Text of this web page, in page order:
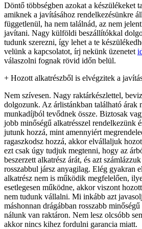
Döntő többségben azokat a készülékeket
amiknek a javításához rendelkezésünkre
függetlenül, ha nem találnád, az nem
javítani. Nagy külföldi beszállítókkal
tudunk szerezni, így lehet a te
velünk a kapcsolatot, írj nekünk üzenetet
válaszolni fognak rövid időn belül.
+ Hozott alkatrészből is elvégzitek a
Nem szívesen. Nagy raktárkészlettel,
dolgozunk. Az árlistánkban található árak
munkadíjból tevődnek össze. Biztosak
jobb minőségű alkatrésszel rendelkezünk
jutunk hozzá, mint amennyiért
ragaszkodsz hozzá, akkor elvállaljuk
ezt csak úgy tudjuk megtenni, hogy az
beszerzett alkatrész árát, és azt
rosszabbul jársz anyagilag. Elég gyakran
alkatrész nem is működik megfelelően,
esetlegesen működne, akkor viszont
nem tudunk vállalni. Mi inkább azt
máshonnan drágábban rosszabb
nálunk van raktáron. Nem lesz olcsóbb
akkor nincs kihez fordulni garancia miatt.